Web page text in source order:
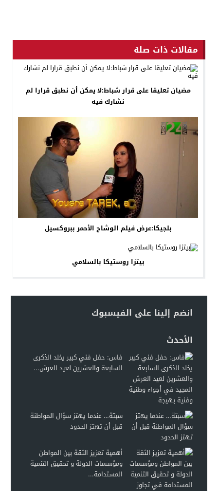
مقالات ذات صلة
مضيان تعليقا على قرار شباط:لا يمكن أن نطبق قرارا لم
نشارك فيه
بلجيكا:عرض فيلم الوشاح الأحمر ببروكسيل
بيتزا‏ ‏روستيكا‏ ‏بالسلامي
انضم إلينا على الفيسبوك
الأحدث
فاس: حفل فني كبير يخلد الذكرى
السابعة والعشرين لعيد العرش...
سبتة… عندما يهتز سؤال المواطنة
قبل أن تهتز الحدود
أهمية تعزيز الثقة بين المواطن
ومؤسسات الدولة و تحقيق التنمية
المستدامة...